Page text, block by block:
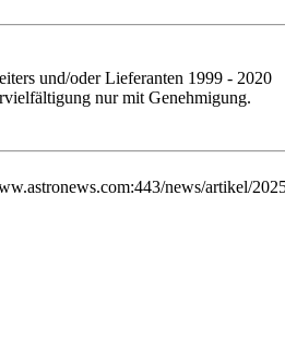
und/oder Lieferanten 1999 - 2020
nur mit Genehmigung.
news/artikel/